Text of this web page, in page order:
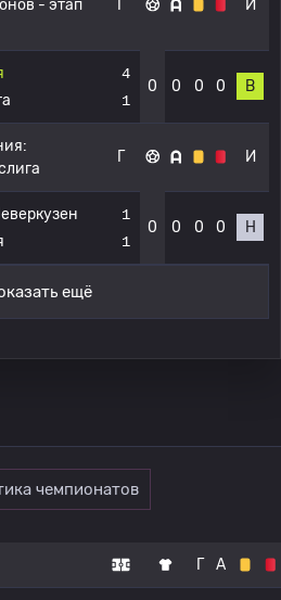
- этап
И
4
1
0 0 0 0 В
Г И
1
1
0 0 0 0 Н
ещё
чемпионатов
Г А